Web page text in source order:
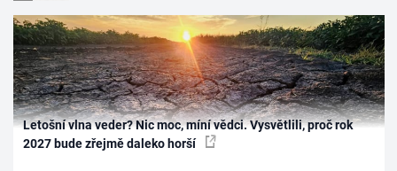
Letošní vlna veder? Nic moc, míní vědci. Vysvětlili, proč rok
2027 bude zřejmě daleko horší